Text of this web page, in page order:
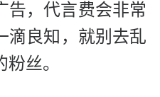
告，代言费会非常
滴良知，就别去乱
丝。